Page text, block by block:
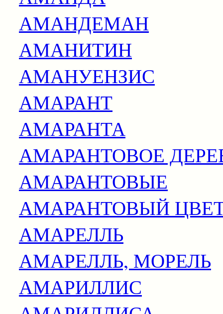
АМАНДЕМАН
АМАНИТИН
АМАНУЕНЗИС
АМАРАНТ
АМАРАНТА
АМАРАНТОВОЕ
АМАРАНТОВЫЕ
АМАРАНТОВЫЙ
АМАРЕЛЛЬ
АМАРЕЛЛЬ, МОРЕЛЬ
АМАРИЛЛИС